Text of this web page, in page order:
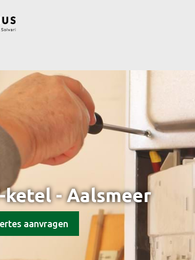
ketel - Aalsmeer
aanvragen